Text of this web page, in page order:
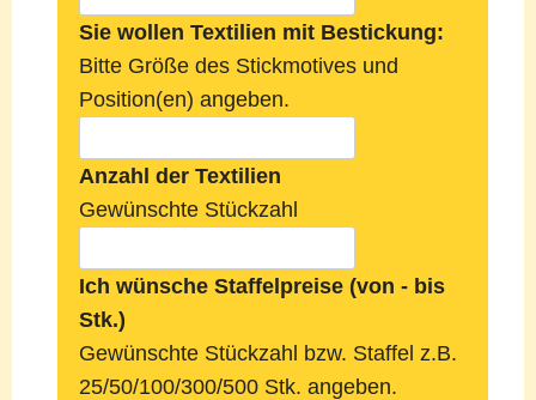
Sie wollen Textilien mit Bestickung:
Bitte Größe des Stickmotives und
Position(en) angeben.
Anzahl der Textilien
Gewünschte Stückzahl
Ich wünsche Staffelpreise (von - bis
Stk.)
Gewünschte Stückzahl bzw. Staffel z.B.
25/50/100/300/500 Stk. angeben.